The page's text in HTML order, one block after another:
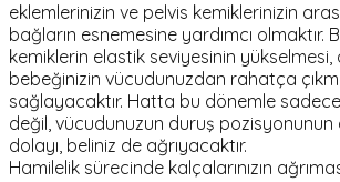
eklemlerinizin ve pelvis kemiklerinizin
bağların esnemesine yardımcı olmaktır.
kemiklerin elastik seviyesinin yükselmesi,
bebeğinizin vücudunuzdan rahatça
sağlayacaktır. Hatta bu dönemle sadece
değil, vücudunuzun duruş pozisyonunun
dolayı, beliniz de ağrıyacaktır.
Hamilelik sürecinde kalçalarınızın